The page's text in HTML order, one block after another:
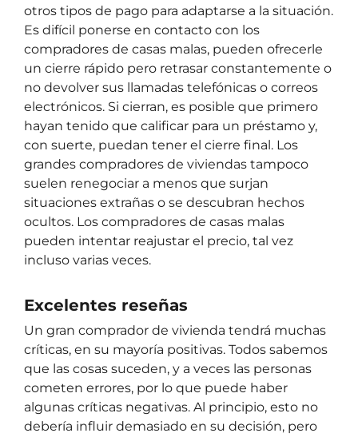
otros tipos de pago para adaptarse a la situación.
Es difícil ponerse en contacto con los
compradores de casas malas, pueden ofrecerle
un cierre rápido pero retrasar constantemente o
no devolver sus llamadas telefónicas o correos
electrónicos. Si cierran, es posible que primero
hayan tenido que calificar para un préstamo y,
con suerte, puedan tener el cierre final. Los
grandes compradores de viviendas tampoco
suelen renegociar a menos que surjan
situaciones extrañas o se descubran hechos
ocultos. Los compradores de casas malas
pueden intentar reajustar el precio, tal vez
incluso varias veces.
Excelentes reseñas
Un gran comprador de vivienda tendrá muchas
críticas, en su mayoría positivas. Todos sabemos
que las cosas suceden, y a veces las personas
cometen errores, por lo que puede haber
algunas críticas negativas. Al principio, esto no
debería influir demasiado en su decisión, pero